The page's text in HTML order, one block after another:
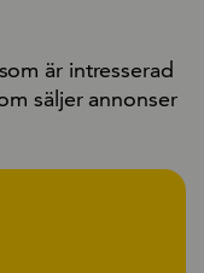
är intresserad
säljer annonser